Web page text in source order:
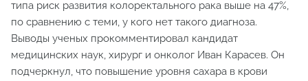
типа риск развития колоректального рака выше на 47%,
по сравнению с теми, у кого нет такого диагноза.
Выводы ученых прокомментировал кандидат
медицинских наук, хирург и онколог Иван Карасев. Он
подчеркнул, что повышение уровня сахара в крови